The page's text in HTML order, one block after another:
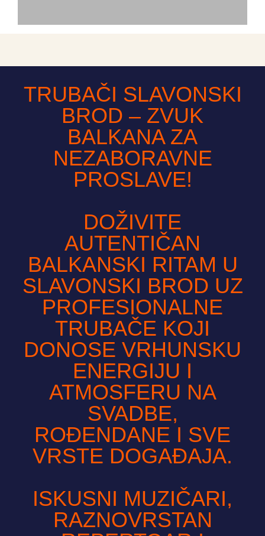
TRUBAČI SLAVONSKI
BROD – ZVUK
BALKANA ZA
NEZABORAVNE
PROSLAVE!
DOŽIVITE
AUTENTIČAN
BALKANSKI RITAM U
SLAVONSKI BROD UZ
PROFESIONALNE
TRUBAČE KOJI
DONOSE VRHUNSKU
ENERGIJU I
ATMOSFERU NA
SVADBE,
ROĐENDANE I SVE
VRSTE DOGAĐAJA.
ISKUSNI MUZIČARI,
RAZNOVRSTAN